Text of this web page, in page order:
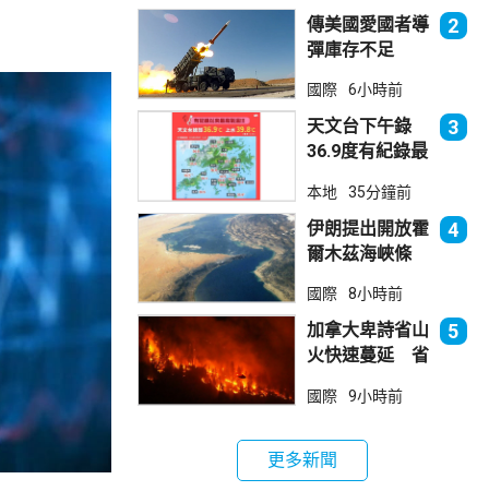
傳美國愛國者導
彈庫存不足
長促加快生產武
器
2
國際 6小時前
天文台下午錄
36.9度有紀錄最
度境內最高
3
本地 35分鐘前
伊朗提出開放霍
爾木茲海峽條
賠償等
4
國際 8小時前
加拿大卑詩省山
火快速蔓延 省
狀態
5
國際 9小時前
更多新聞